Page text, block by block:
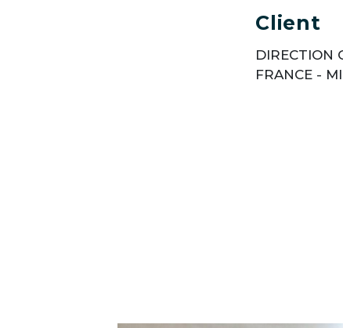
Client
DIRECTION
FRANCE -